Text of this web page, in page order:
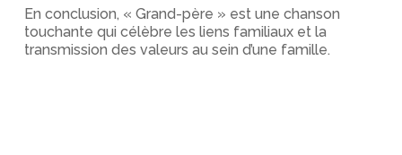
En conclusion, « Grand-père » est une chanson
touchante qui célèbre les liens familiaux et la
transmission des valeurs au sein d’une famille.